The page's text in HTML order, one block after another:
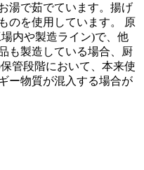
湯で茹でています。揚げ
のを使用しています。 原
内や製造ライン)で、他
も製造している場合、厨
管段階において、本来使
ー物質が混入する場合が